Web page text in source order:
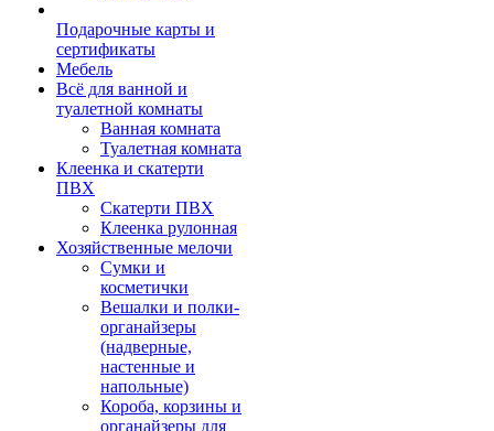
Подарочные карты и
сертификаты
Мебель
Всё для ванной и
туалетной комнаты
Ванная комната
Туалетная комната
Клеенка и скатерти
ПВХ
Скатерти ПВХ
Клеенка рулонная
Хозяйственные мелочи
Сумки и
косметички
Вешалки и полки-
органайзеры
(надверные,
настенные и
напольные)
Короба, корзины и
органайзеры для